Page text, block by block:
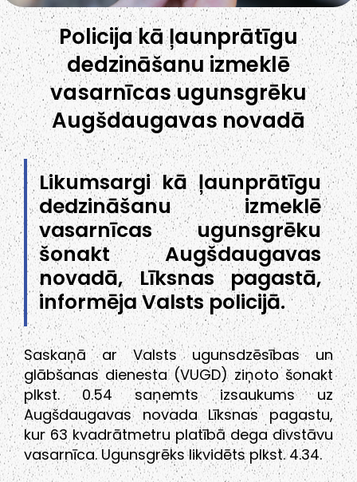
Policija kā ļaunprātīgu
dedzināšanu izmeklē
vasarnīcas ugunsgrēku
Augšdaugavas novadā
Likumsargi kā ļaunprātīgu
dedzināšanu izmeklē
vasarnīcas ugunsgrēku
šonakt Augšdaugavas
novadā, Līksnas pagastā,
informēja Valsts policijā.
Saskaņā ar Valsts ugunsdzēsības un
glābšanas dienesta (VUGD) ziņoto šonakt
plkst. 0.54 saņemts izsaukums uz
Augšdaugavas novada Līksnas pagastu,
kur 63 kvadrātmetru platībā dega divstāvu
vasarnīca. Ugunsgrēks likvidēts plkst. 4.34.